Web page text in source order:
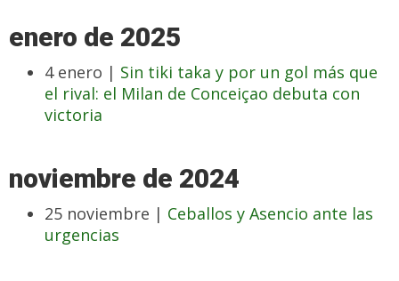
enero de 2025
4 enero | Sin tiki taka y por un gol más que
el rival: el Milan de Conceiçao debuta con
victoria
noviembre de 2024
25 noviembre | Ceballos y Asencio ante las
urgencias